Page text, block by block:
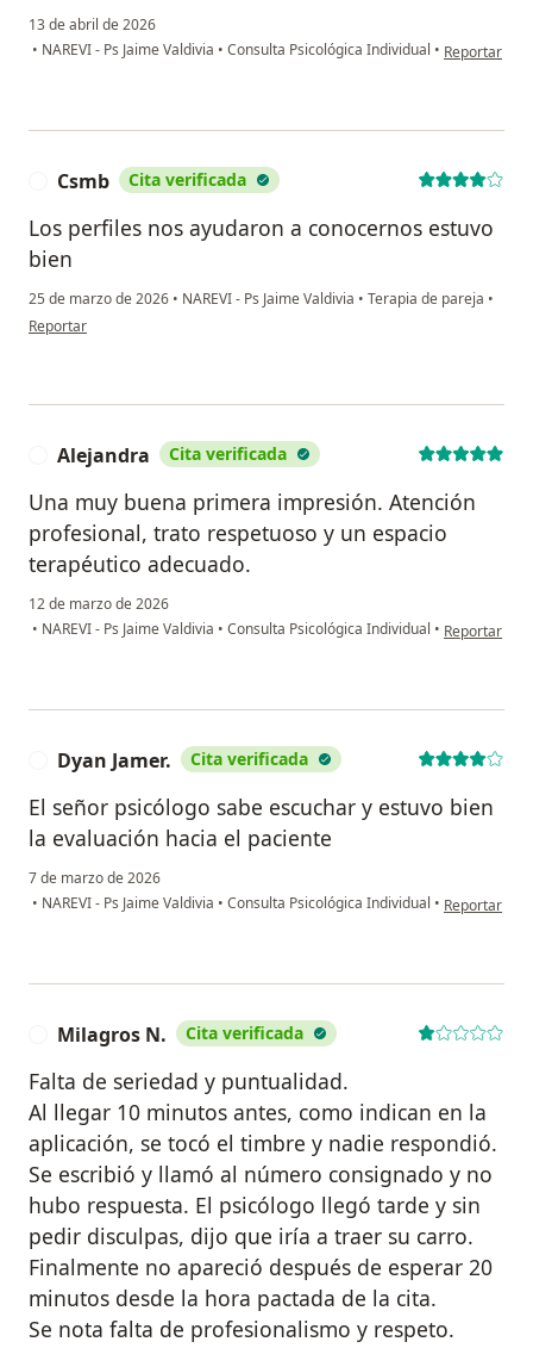
13 de abril de 2026
• NAREVI - Ps Jaime Valdivia • Consulta Psicológica Individual • en opinión
Reportar
Csmb Cita verificada
Los perfiles nos ayudaron a conocernos estuvo
bien
25 de marzo de 2026 • NAREVI - Ps Jaime Valdivia • Terapia de pareja •
en opinión del usuario Csmb
Reportar
Alejandra Cita verificada
Una muy buena primera impresión. Atención
profesional, trato respetuoso y un espacio
terapéutico adecuado.
12 de marzo de 2026
• NAREVI - Ps Jaime Valdivia • Consulta Psicológica Individual • en opinión
Reportar
Dyan Jamer. Cita verificada
El señor psicólogo sabe escuchar y estuvo bien
la evaluación hacia el paciente
7 de marzo de 2026
• NAREVI - Ps Jaime Valdivia • Consulta Psicológica Individual • en opinión
Reportar
Milagros N. Cita verificada
Falta de seriedad y puntualidad.
Al llegar 10 minutos antes, como indican en la
aplicación, se tocó el timbre y nadie respondió.
Se escribió y llamó al número consignado y no
hubo respuesta. El psicólogo llegó tarde y sin
pedir disculpas, dijo que iría a traer su carro.
Finalmente no apareció después de esperar 20
minutos desde la hora pactada de la cita.
Se nota falta de profesionalismo y respeto.